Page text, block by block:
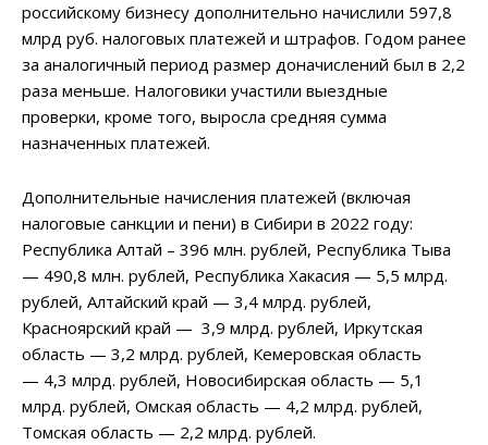
российскому бизнесу дополнительно начислили 597,8
млрд руб. налоговых платежей и штрафов. Годом ранее
за аналогичный период размер доначислений был в 2,2
раза меньше. Налоговики участили выездные
проверки, кроме того, выросла средняя сумма
назначенных платежей.
Дополнительные начисления платежей (включая
налоговые санкции и пени) в Сибири в 2022 году:
Республика Алтай – 396 млн. рублей, Республика Тыва
— 490,8 млн. рублей, Республика Хакасия — 5,5 млрд.
рублей, Алтайский край — 3,4 млрд. рублей,
Красноярский край — 3,9 млрд. рублей, Иркутская
область — 3,2 млрд. рублей, Кемеровская область
— 4,3 млрд. рублей, Новосибирская область — 5,1
млрд. рублей, Омская область — 4,2 млрд. рублей,
Томская область — 2,2 млрд. рублей.